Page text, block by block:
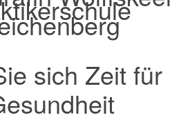
sich Zeit für